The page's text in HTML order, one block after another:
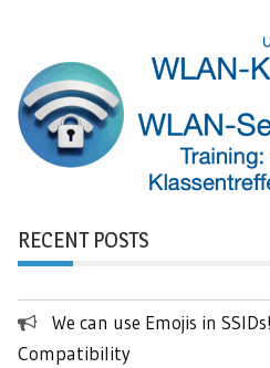
RECENT POSTS
We can use Emojis in
Compatibility